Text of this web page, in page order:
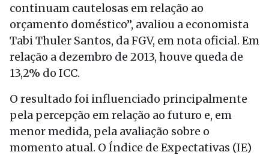
continuam cautelosas em relação ao
orçamento doméstico”, avaliou a economista
Tabi Thuler Santos, da FGV, em nota oficial. Em
relação a dezembro de 2013, houve queda de
13,2% do ICC.
O resultado foi influenciado principalmente
pela percepção em relação ao futuro e, em
menor medida, pela avaliação sobre o
momento atual. O Índice de Expectativas (IE)